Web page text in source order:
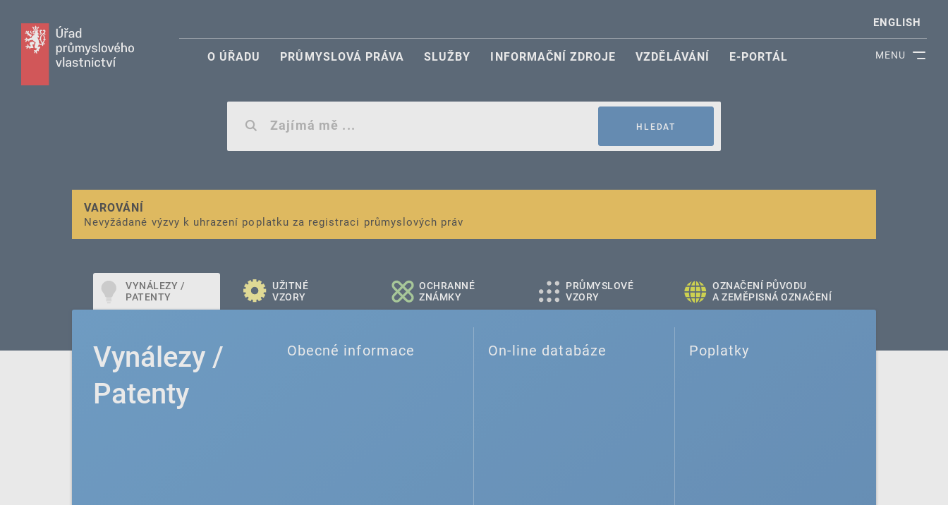
MENU
ENGLISH
O ÚŘADU PRŮMYSLOVÁ PRÁVA SLUŽBY INFORMAČNÍ ZDROJE VZDĚLÁVÁNÍ E-PORTÁL
HLEDAT
VAROVÁNÍ
Nevyžádané výzvy k uhrazení poplatku za registraci průmyslových práv
Finanční podpora
pro správu duševního vlastnictví pro malé a střední podniky
VYNÁLEZY /
PATENTY
UŽITNÉ
VZORY
OCHRANNÉ
ZNÁMKY
PRŮMYSLOVÉ
VZORY
OZNAČENÍ PŮVODU
A ZEMĚPISNÁ OZNAČENÍ
Vynálezy /
Patenty
Obecné informace On-line databáze Poplatky